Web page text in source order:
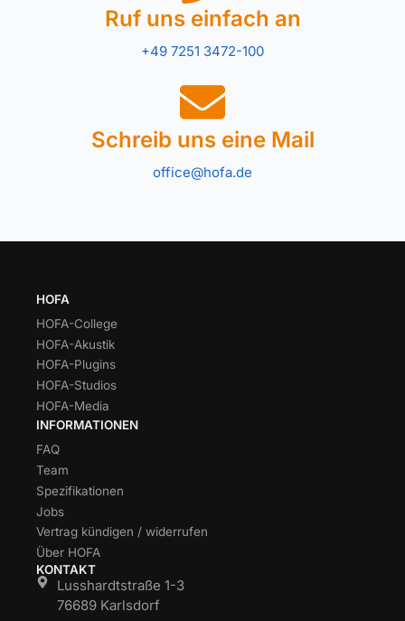
Ruf uns einfach an
+49 7251 3472-100
Schreib uns eine Mail
office@hofa.de
HOFA
HOFA-College
HOFA-Akustik
HOFA-Plugins
HOFA-Studios
HOFA-Media
INFORMATIONEN
FAQ
Team
Spezifikationen
Jobs
Vertrag kündigen / widerrufen
Über HOFA
KONTAKT
Lusshardtstraße 1-3
76689 Karlsdorf